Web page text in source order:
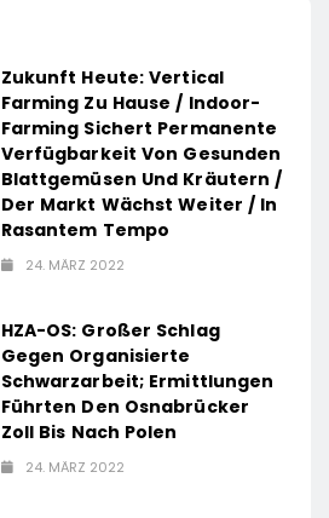
Zukunft Heute: Vertical
Farming Zu Hause / Indoor-
Farming Sichert Permanente
Verfügbarkeit Von Gesunden
Blattgemüsen Und Kräutern /
Der Markt Wächst Weiter / In
Rasantem Tempo
24. MÄRZ 2022
HZA-OS: Großer Schlag
Gegen Organisierte
Schwarzarbeit; Ermittlungen
Führten Den Osnabrücker
Zoll Bis Nach Polen
24. MÄRZ 2022